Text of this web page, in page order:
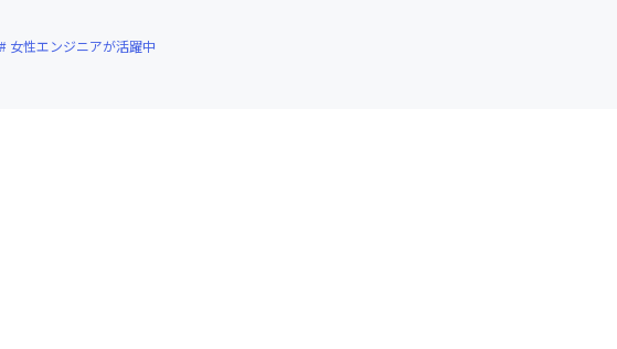
女性エンジニアが活躍中